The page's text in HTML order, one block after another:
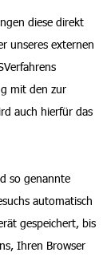
diese direkt
unseres externen
mit den zur
auch hierfür das
so genannte
automatisch
gespeichert, bis
Ihren Browser